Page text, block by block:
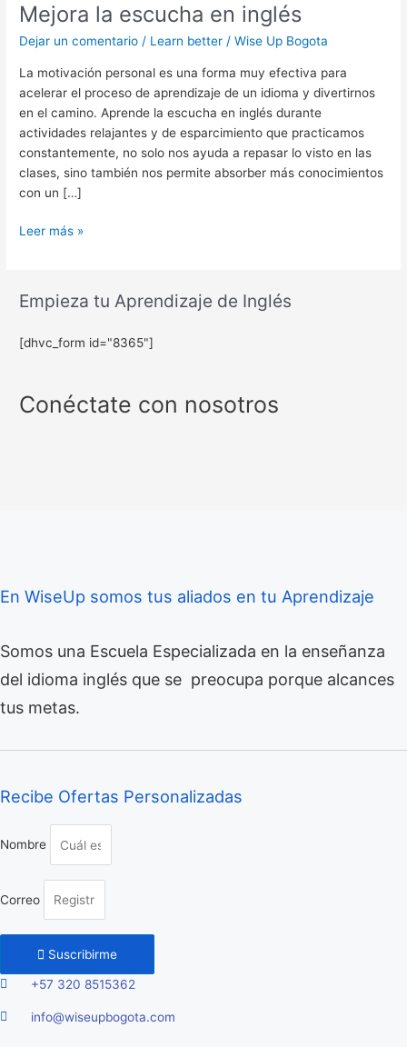
Mejora la escucha en inglés
Dejar un comentario / Learn better /Wise Up Bogota
La motivación personal es una forma muy efectiva para
acelerar el proceso de aprendizaje de un idioma y divertirnos
en el camino. Aprende la escucha en inglés durante
actividades relajantes y de esparcimiento que practicamos
constantemente, no solo nos ayuda a repasar lo visto en las
clases, sino también nos permite absorber más conocimientos
con un […]
escucha
inglés
Leer más »
Empieza tu Aprendizaje de Inglés
[dhvc_form id="8365"]
Conéctate con nosotros
En WiseUp somos tus aliados en tu Aprendizaje
Somos una Escuela Especializada en la enseñanza
del idioma inglés que se preocupa porque alcances
tus metas.
Recibe Ofertas Personalizadas
Nombre
Correo
Suscribirme
+57 320 8515362
info@wiseupbogota.com